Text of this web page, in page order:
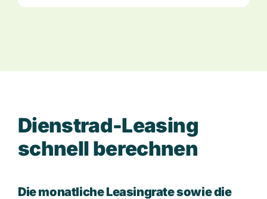
Dienstrad-Leasing
schnell berechnen
Die monatliche Leasingrate sowie die